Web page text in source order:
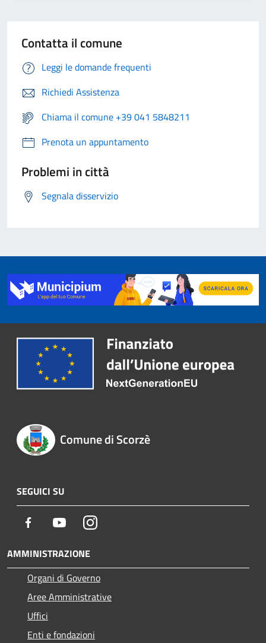
Contatta il comune
Leggi le domande frequenti
Richiedi Assistenza
Chiama il comune +39 041 5848211
Prenota un appuntamento
Problemi in città
Segnala disservizio
Comune di Scorzè
SEGUICI SU
Facebook YoutubeInstagram
AMMINISTRAZIONE
Organi di Governo
Aree Amministrative
Uffici
Enti e fondazioni